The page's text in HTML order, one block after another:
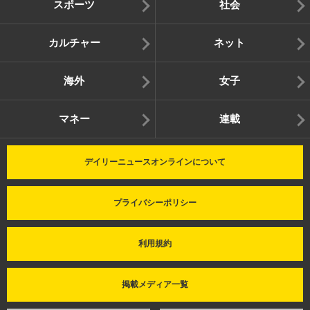
スポーツ 社会
カルチャー ネット
海外 女子
マネー 連載
デイリーニュースオンラインについて
プライバシーポリシー
利用規約
掲載メディア一覧